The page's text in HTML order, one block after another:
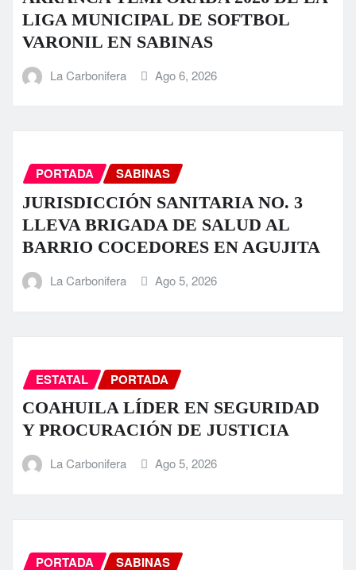
LIGA MUNICIPAL DE SOFTBOL
VARONIL EN SABINAS
La Carbonifera Ago 6, 2026
PORTADA SABINAS
JURISDICCIÓN SANITARIA NO. 3
LLEVA BRIGADA DE SALUD AL
BARRIO COCEDORES EN AGUJITA
La Carbonifera Ago 5, 2026
ESTATAL PORTADA
COAHUILA LÍDER EN SEGURIDAD
Y PROCURACIÓN DE JUSTICIA
La Carbonifera Ago 5, 2026
PORTADA SABINAS